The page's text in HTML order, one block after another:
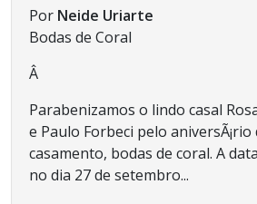
Por Neide Uriarte
Bodas de Coral
Â
Parabenizamos o lindo casal
e Paulo Forbeci pelo aniversÃ¡rio
casamento, bodas de coral. A
no dia 27 de setembro...